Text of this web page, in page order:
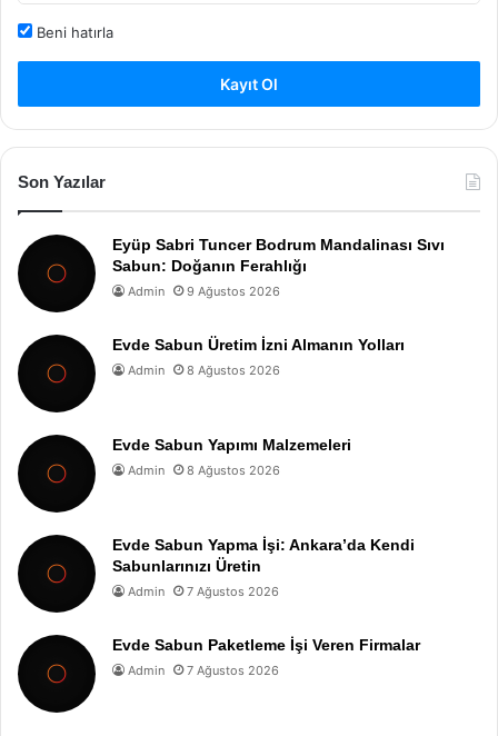
Beni hatırla
Kayıt Ol
Son Yazılar
Eyüp Sabri Tuncer Bodrum Mandalinası Sıvı
Sabun: Doğanın Ferahlığı
Admin 9 Ağustos 2026
Evde Sabun Üretim İzni Almanın Yolları
Admin 8 Ağustos 2026
Evde Sabun Yapımı Malzemeleri
Admin 8 Ağustos 2026
Evde Sabun Yapma İşi: Ankara’da Kendi
Sabunlarınızı Üretin
Admin 7 Ağustos 2026
Evde Sabun Paketleme İşi Veren Firmalar
Admin 7 Ağustos 2026